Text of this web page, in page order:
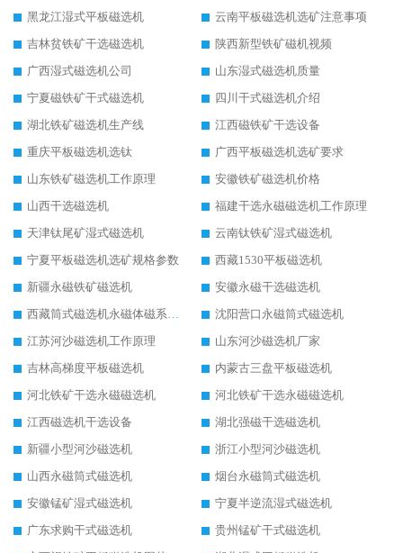
黑龙江湿式平板磁选机
云南平板磁选机选矿注意事项
吉林贫铁矿干选磁选机
陕西新型铁矿磁机视频
广西湿式磁选机公司
山东湿式磁选机质量
宁夏磁铁矿干式磁选机
四川干式磁选机介绍
湖北铁矿磁选机生产线
江西磁铁矿干选设备
重庆平板磁选机选钛
广西平板磁选机选矿要求
山东铁矿磁选机工作原理
安徽铁矿磁选机价格
山西干选磁选机
福建干选永磁磁选机工作原理
天津钛尾矿湿式磁选机
云南钛铁矿湿式磁选机
宁夏平板磁选机选矿规格参数
西藏1530平板磁选机
新疆永磁铁矿磁选机
安徽永磁干选磁选机
西藏筒式磁选机永磁体磁系设计
沈阳营口永磁筒式磁选机
江苏河沙磁选机工作原理
山东河沙磁选机厂家
吉林高梯度平板磁选机
内蒙古三盘平板磁选机
河北铁矿干选永磁磁选机
河北铁矿干选永磁磁选机
江西磁选机干选设备
湖北强磁干选磁选机
新疆小型河沙磁选机
浙江小型河沙磁选机
山西永磁筒式磁选机
烟台永磁筒式磁选机
安徽锰矿湿式磁选机
宁夏半逆流湿式磁选机
广东求购干式磁选机
贵州锰矿干式磁选机